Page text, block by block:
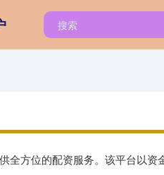
全方位的配资服务。该平台以资